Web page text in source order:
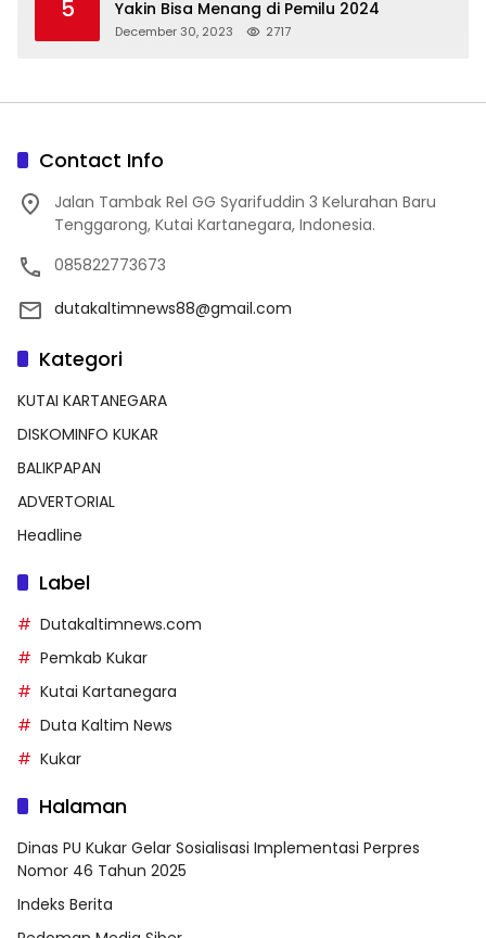
5
Yakin Bisa Menang di Pemilu 2024
December 30, 2023 2717
Contact Info
Jalan Tambak Rel GG Syarifuddin 3 Kelurahan Baru
Tenggarong, Kutai Kartanegara, Indonesia.
085822773673
dutakaltimnews88@gmail.com
Kategori
KUTAI KARTANEGARA
DISKOMINFO KUKAR
BALIKPAPAN
ADVERTORIAL
Headline
Label
Dutakaltimnews.com
Pemkab Kukar
Kutai Kartanegara
Duta Kaltim News
Kukar
Halaman
Dinas PU Kukar Gelar Sosialisasi Implementasi Perpres
Nomor 46 Tahun 2025
Indeks Berita